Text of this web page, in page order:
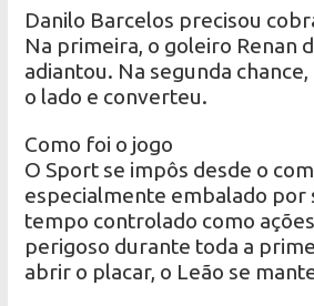
Danilo Barcelos precisou
Na primeira, o goleiro Renan
adiantou. Na segunda
o lado e converteu.
Como foi o jogo
O Sport se impôs desde o
especialmente embalado por
tempo controlado como
perigoso durante toda a
abrir o placar, o Leão se